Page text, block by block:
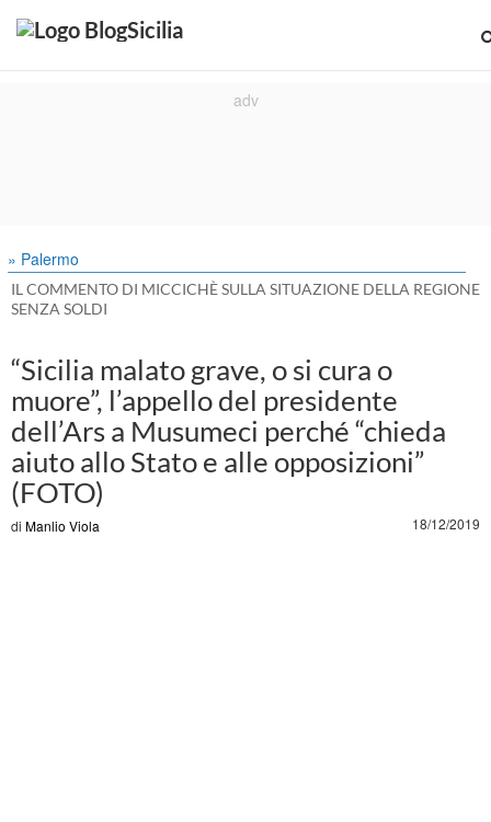
» Palermo
IL COMMENTO DI MICCICHÈ SULLA SITUAZIONE DELLA REGIONE
SENZA SOLDI
“Sicilia malato grave, o si cura o
muore”, l’appello del presidente
dell’Ars a Musumeci perché “chieda
aiuto allo Stato e alle opposizioni”
(FOTO)
di Manlio Viola 18/12/2019